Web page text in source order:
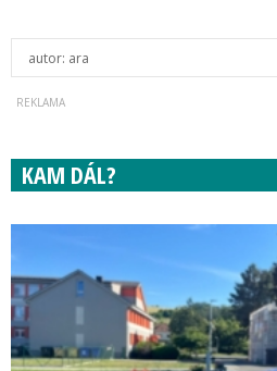
autor: ara
KAM DÁL?